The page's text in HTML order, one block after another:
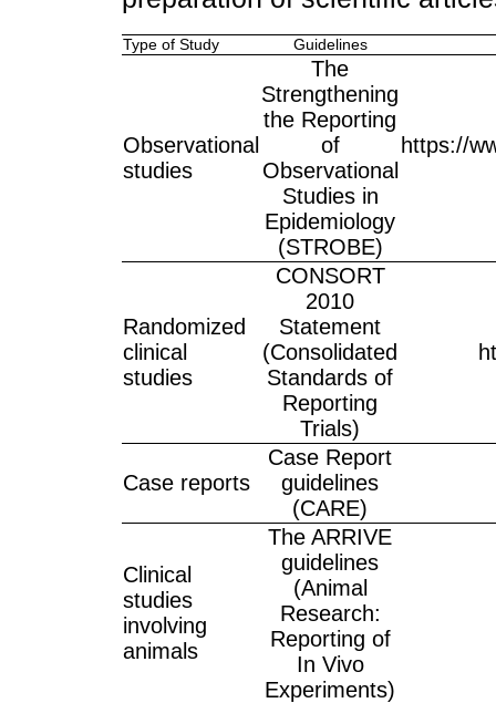
Type of Study Guidelines
Observational
studies
The
Strengthening
the Reporting
of
Observational
Studies in
Epidemiology
(STROBE)
https://
Randomized
clinical
studies
CONSORT
2010
Statement
(Consolidated
Standards of
Reporting
Trials)
Case reports
Case Report
guidelines
(CARE)
Clinical
studies
involving
animals
The ARRIVE
guidelines
(Animal
Research:
Reporting of
In Vivo
Experiments)